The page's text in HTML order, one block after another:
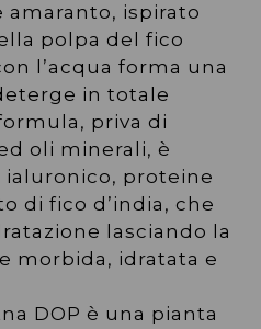
ispirato
polpa del fico
l’acqua forma una
in totale
priva di
oli minerali, è
proteine
di fico d’india, che
lasciando la
morbida, idratata e
DOP è una pianta